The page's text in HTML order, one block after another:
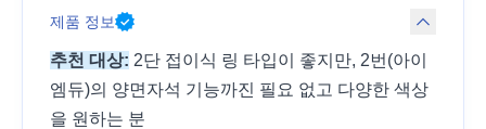
제품 정보
추천 대상: 2단 접이식 링 타입이 좋지만, 2번(아이
엠듀)의 양면자석 기능까진 필요 없고 다양한 색상
을 원하는 분